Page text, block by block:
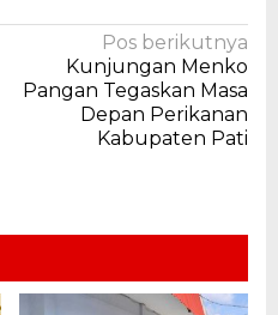
Pos berikutnya
Kunjungan Menko
Pangan Tegaskan Masa
Depan Perikanan
Kabupaten Pati